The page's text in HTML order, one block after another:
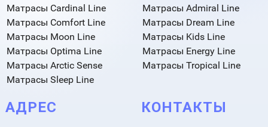
Матрасы Cardinal Line
Матрасы Comfort Line
Матрасы Moon Line
Матрасы Optima Line
Матрасы Arctic Sense
Матрасы Sleep Line
Матрасы Admiral Line
Матрасы Dream Line
Матрасы Kids Line
Матрасы Energy Line
Матрасы Tropical Line
АДРЕС КОНТАКТЫ